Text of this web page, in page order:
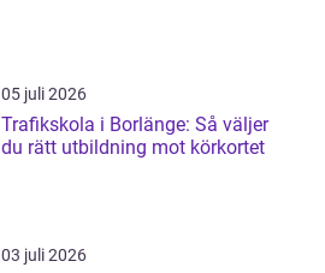
05 juli 2026
Trafikskola i Borlänge: Så väljer
du rätt utbildning mot körkortet
03 juli 2026